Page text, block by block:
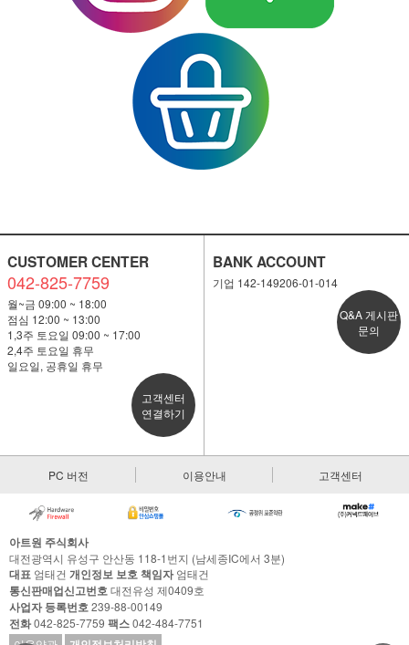
CUSTOMER CENTER
042-825-7759
월~금 09:00 ~ 18:00
점심 12:00 ~ 13:00
1,3주 토요일 09:00 ~ 17:00
2,4주 토요일 휴무
일요일, 공휴일 휴무
고객센터
연결하기
BANK ACCOUNT
기업 142-149206-01-014
Q&A 게시판
문의
PC 버전 이용안내 고객센터
아트원 주식회사
대전광역시 유성구 안산동 118-1번지 (남세종IC에서 3분)
대표 엄태건 개인정보 보호 책임자엄태건
통신판매업신고번호대전유성 제0409호
사업자 등록번호239-88-00149
전화042-825-7759 팩스042-484-7751